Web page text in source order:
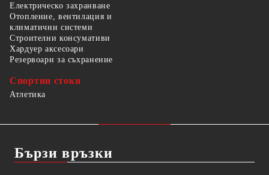
Електрическо захранване
Отопление, вентилация и
климатични системи
Строителни консумативи
Хардуер аксесоари
Резервоари за съхранение
Спортни стоки
Атлетика
Бързи връзки